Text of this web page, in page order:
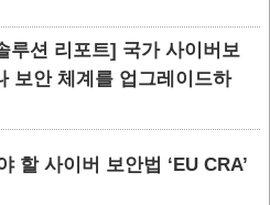
루션 리포트] 국가 사이버보
보안 체계를 업그레이드하
할 사이버 보안법 ‘EU CRA’